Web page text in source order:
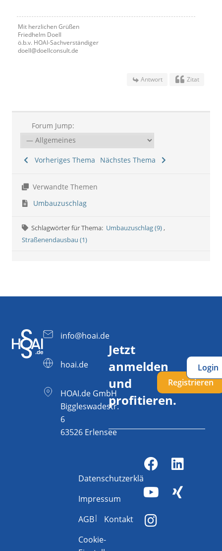
Mit herzlichen Grüßen
Friedhelm Doell
ö.b.v. HOAI-Sachverständiger
doell@doellconsult.de
Antwort Zitat
Forum Jump:
Vorheriges Thema Nächstes Thema
Verwandte Themen
Umbauzuschlag
Schlagwörter für Thema: Umbauzuschlag (9),
Straßenendausbau (1)
info@hoai.de
hoai.de
HOAI.de GmbH
Biggleswadestr.
6
63526 Erlensee
Jetzt
anmelden
und
profitieren.
Registrieren
Login
Datenschutzerklärung
Impressum
AGB
Kontakt
Cookie-